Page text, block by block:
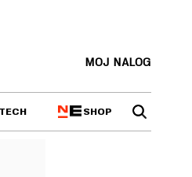
MOJ NALOG
TECH SHOP